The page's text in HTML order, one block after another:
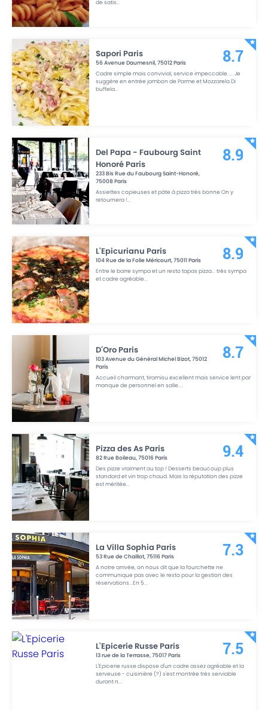
de satis...
Sapori Paris
56 Avenue Daumesnil,75012Paris
Cadre simple mais convivial, service impeccable..... Je
suggère en entrée jambon de Parme et Mozzarela Di
buffela...
8.7
Del Papa - Faubourg Saint
Honoré Paris
233 Bis Rue du Faubourg Saint-Honoré,
75008 Paris
Assiettes copieuses et pâte à pizza très bonne On y
retournera !...
8.9
L'Epicurianu Paris
104 Rue de la Folie Méricourt,75011Paris
Entre le barre sympa et un resto tapas pizza... très sympa
et cadre agréable...
8.9
D´Oro Paris
103 Avenue du Général Michel Bizot,75012
Paris
Accueil charmant, tiramisu excellent mais service lent par
manque de personnel en salle....
8.7
Pizza des As Paris
82 Rue Boileau,75016Paris
Des pizze vraiment au top ! Desserts beaucoup plus
standard et vin trop chaud. Mais la réputation des pizze
est méritée...
9.4
La Villa Sophia Paris
53 Rue de Chaillot,75116Paris
A notre arrivée, on nous dit que la fourchette ne
communique pas avec le resto pour la gestion des
réservations...En 5...
7.3
L'Epicerie Russe Paris
13 rue de la Terrasse,75017Paris
L'Epicerie russe dispose d'un cadre assez agréable et la
serveuse - cuisinière (?) s'est montrée très serviable
durant n...
7.5